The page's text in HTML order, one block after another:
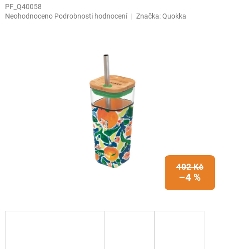
PF_Q40058
Průměrné
Neohodnoceno Podrobnosti hodnocení Značka:Quokka
402 Kč
–4 %